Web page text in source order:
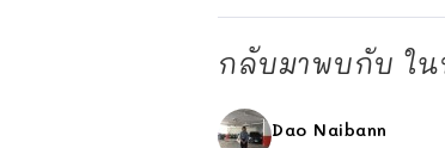
กลับมาพบกับ ใน
Dao Naibann